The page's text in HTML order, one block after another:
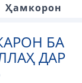
Ҳамкорон
БА
ДАР